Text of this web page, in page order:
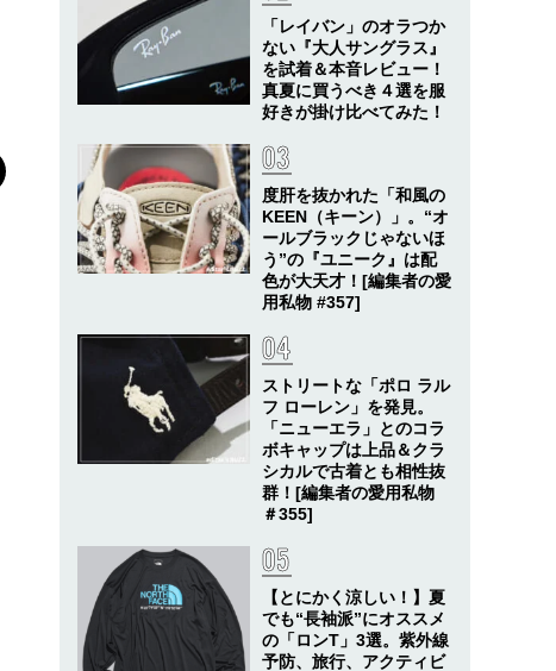
「レイバン」のオラつか
ない『大人サングラス』
を試着＆本音レビュー！
真夏に買うべき４選を服
好きが掛け比べてみた！
度肝を抜かれた「和風の
KEEN（キーン）」。“オ
ールブラックじゃないほ
う”の『ユニーク』は配
色が大天才！[編集者の愛
用私物 #357]
ストリートな「ポロ ラル
フ ローレン」を発見。
「ニューエラ」とのコラ
ボキャップは上品＆クラ
シカルで古着とも相性抜
群！[編集者の愛用私物
＃355]
【とにかく涼しい！】夏
でも“長袖派”にオススメ
の「ロンT」3選。紫外線
予防、旅行、アクティビ